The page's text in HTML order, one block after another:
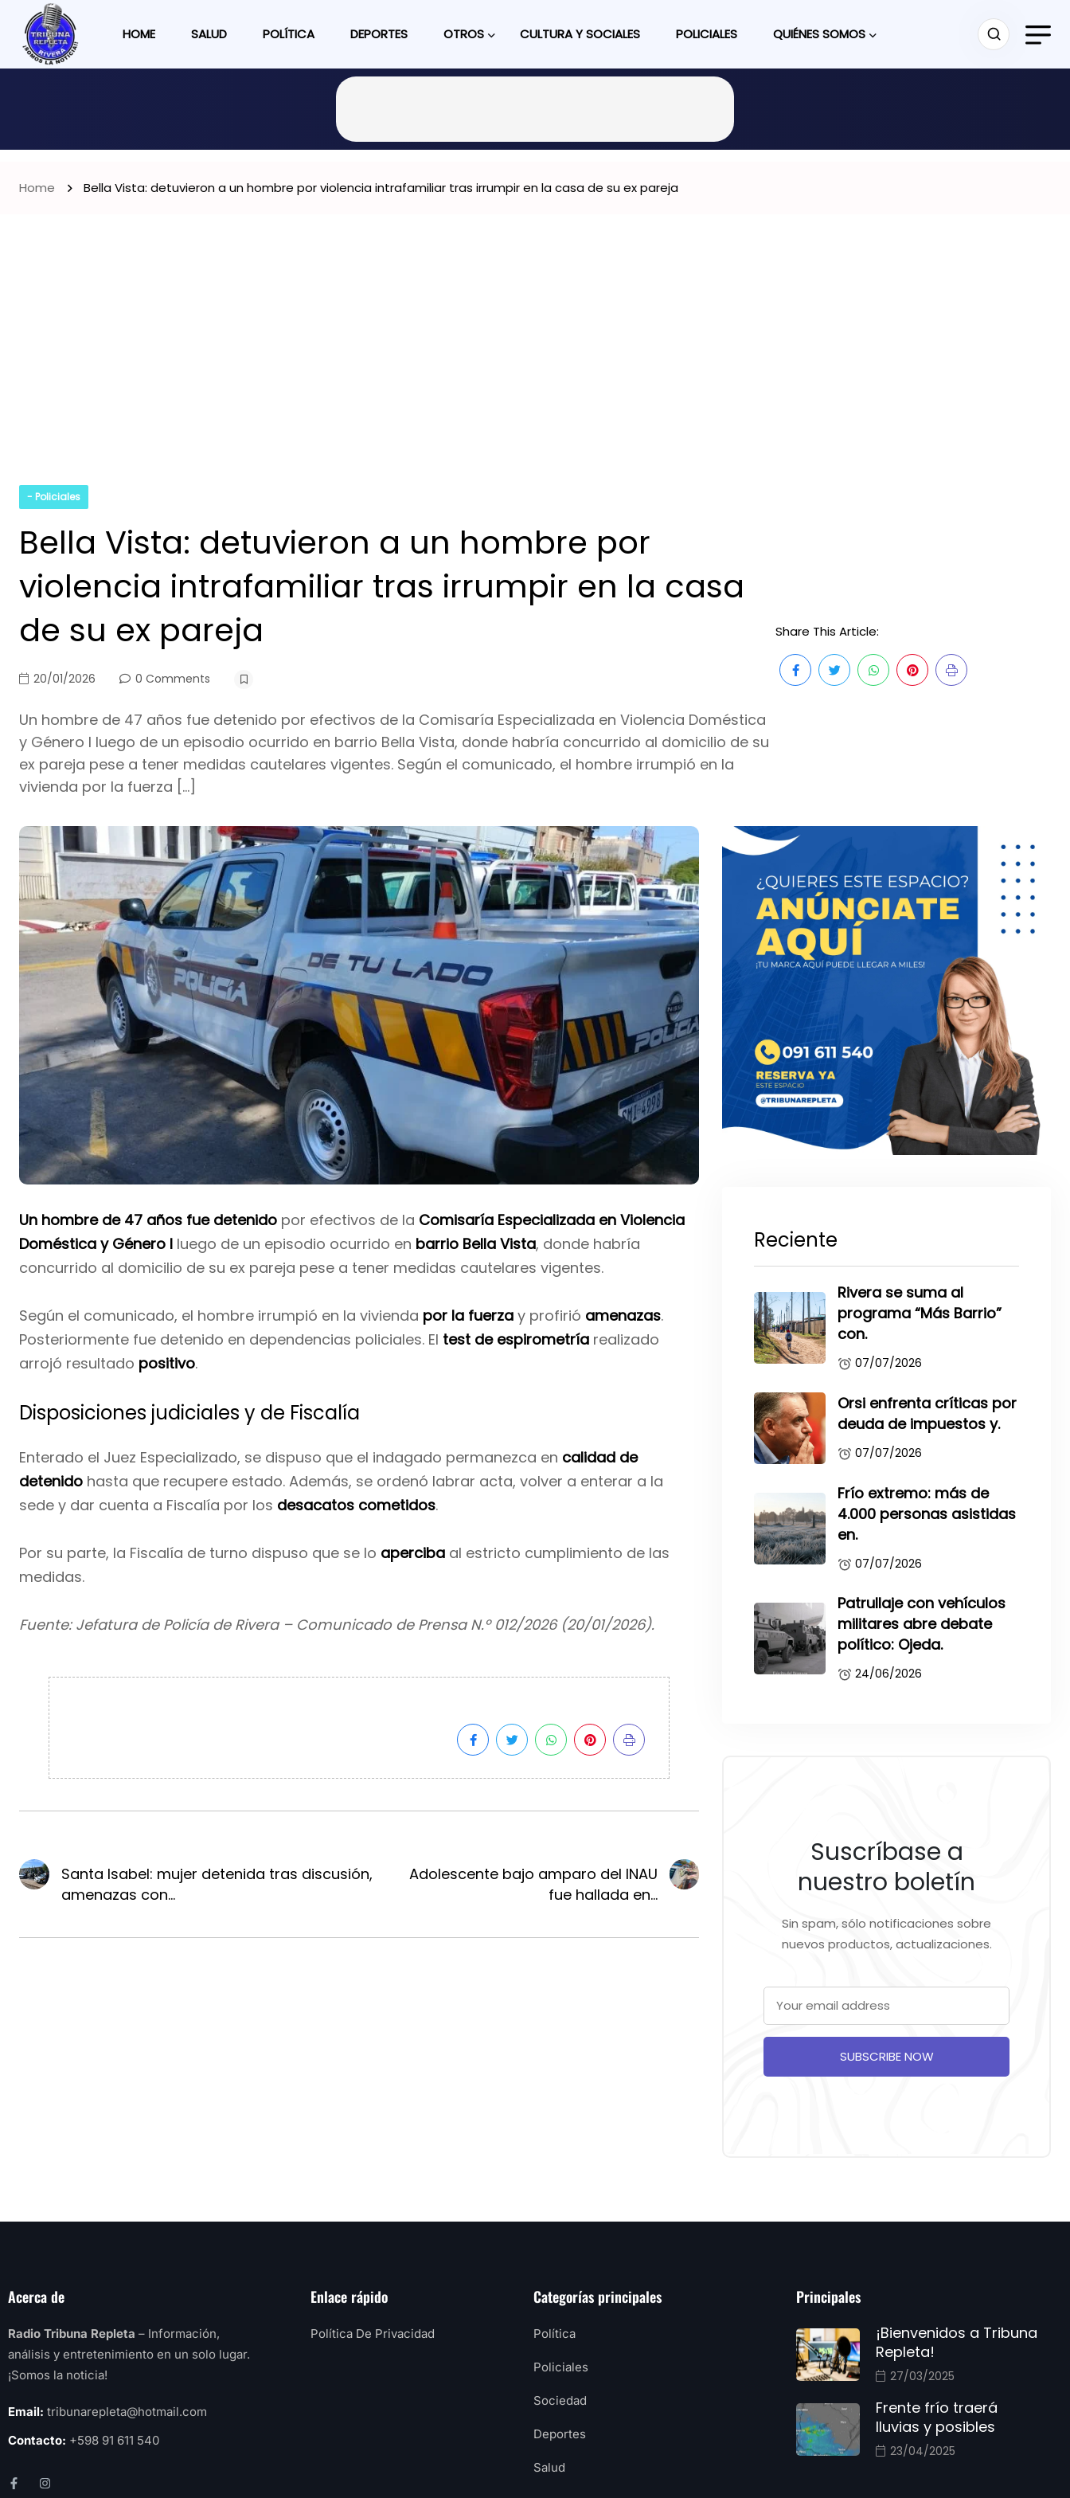
HOME SALUD POLÍTICA DEPORTES OTROS CULTURA Y SOCIALES POLICIALES QUIÉNES SOMOS
Home Bella Vista: detuvieron a un hombre por violencia intrafamiliar tras irrumpir en la casa de su ex pareja
- Policiales
Bella Vista: detuvieron a un hombre por
violencia intrafamiliar tras irrumpir en la casa
de su ex pareja
20/01/2026 0 Comments
Un hombre de 47 años fue detenido por efectivos de la Comisaría Especializada en Violencia Doméstica
y Género I luego de un episodio ocurrido en barrio Bella Vista, donde habría concurrido al domicilio de su
ex pareja pese a tener medidas cautelares vigentes. Según el comunicado, el hombre irrumpió en la
vivienda por la fuerza […]
Share This Article:
Un hombre de 47 años fue detenido por efectivos de la Comisaría Especializada en Violencia
Doméstica y Género I luego de un episodio ocurrido en barrio Bella Vista, donde habría
concurrido al domicilio de su ex pareja pese a tener medidas cautelares vigentes.
Según el comunicado, el hombre irrumpió en la vivienda por la fuerza y profirió amenazas.
Posteriormente fue detenido en dependencias policiales. El test de espirometría realizado
arrojó resultado positivo.
Disposiciones judiciales y de Fiscalía
Enterado el Juez Especializado, se dispuso que el indagado permanezca en calidad de
detenido hasta que recupere estado. Además, se ordenó labrar acta, volver a enterar a la
sede y dar cuenta a Fiscalía por los desacatos cometidos.
Por su parte, la Fiscalía de turno dispuso que se lo aperciba al estricto cumplimiento de las
medidas.
Fuente: Jefatura de Policía de Rivera – Comunicado de Prensa N.º 012/2026 (20/01/2026).
Santa Isabel: mujer detenida tras discusión,
amenazas con...
Adolescente bajo amparo del INAU
fue hallada en...
Reciente
Rivera se suma al
programa “Más Barrio”
con.
07/07/2026
Orsi enfrenta críticas por
deuda de impuestos y.
07/07/2026
Frío extremo: más de
4.000 personas asistidas
en.
07/07/2026
Patrullaje con vehículos
militares abre debate
político: Ojeda.
24/06/2026
Suscríbase a
nuestro boletín
Sin spam, sólo notificaciones sobre
nuevos productos, actualizaciones.
SUBSCRIBE NOW
Acerca de
Radio Tribuna Repleta – Información,
análisis y entretenimiento en un solo lugar.
¡Somos la noticia!
Email: tribunarepleta@hotmail.com
Contacto: +598 91 611 540
Enlace rápido
Política De Privacidad
Categorías principales
Política
Policiales
Sociedad
Deportes
Salud
Principales
¡Bienvenidos a Tribuna
Repleta!
27/03/2025
Frente frío traerá
lluvias y posibles
23/04/2025